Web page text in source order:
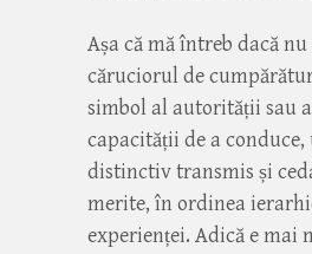
Așa că mă întreb dacă
căruciorul de
simbol al autorității sau
capacității de a conduce,
distinctiv transmis și
merite, în ordinea
experienței. Adică e mai